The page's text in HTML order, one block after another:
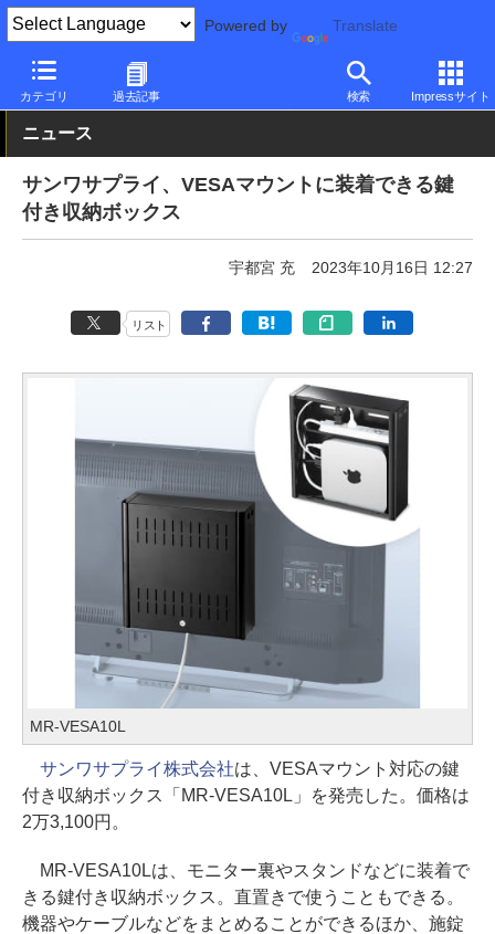
Powered by Translate
カテゴリ 過去記事 検索 Impressサイト
PC Watch 半導体/周辺機器
ニュース
サンワサプライ、VESAマウントに装着できる鍵
付き収納ボックス
宇都宮 充 2023年10月16日 12:27
リスト
MR-VESA10L
サンワサプライ株式会社は、VESAマウント対応の鍵
付き収納ボックス「MR-VESA10L」を発売した。価格は
2万3,100円。
MR-VESA10Lは、モニター裏やスタンドなどに装着で
きる鍵付き収納ボックス。直置きで使うこともできる。
機器やケーブルなどをまとめることができるほか、施錠